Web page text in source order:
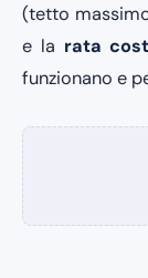
(tetto
e la rata
funzionano e